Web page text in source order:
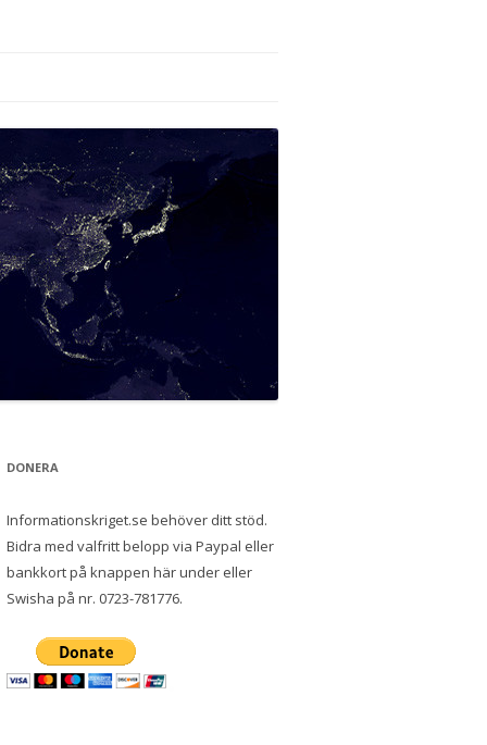
DONERA
Informationskriget.se behöver ditt stöd.
Bidra med valfritt belopp via Paypal eller
bankkort på knappen här under eller
Swisha på nr. 0723-781776.